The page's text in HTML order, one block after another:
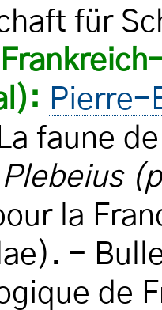
für
Pierre-
faune
Plebeius
la
-
de